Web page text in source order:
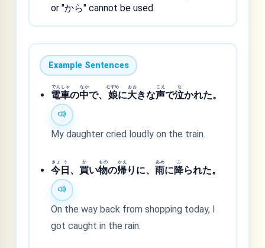
or "から" cannot be used.
Example Sentences
電
でん
車
しゃ
の中
なか
で、 娘
むすめ
に大
おお
きな声
こえ
で泣
な
かれた。
My daughter cried loudly on the train.
今
きょ
日
う
、 買
か
い物
もの
の帰
かえ
りに、雨
あめ
に降
ふ
られた。
On the way back from shopping today, I
got caught in the rain.